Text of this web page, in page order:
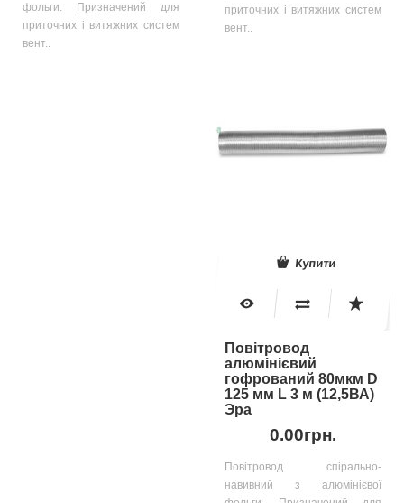
фольги. Призначений для
приточних і витяжних систем
вент..
приточних і витяжних систем
вент..
Купити
Повітровод
алюмінієвий
гофрований 80мкм D
125 мм L 3 м (12,5ВА)
Эра
0.00грн.
Повітровод спірально-
навивний з алюмінієвої